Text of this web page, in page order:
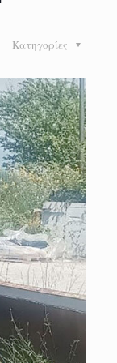
Κατηγορίες